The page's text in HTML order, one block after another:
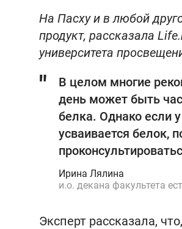
На Пасху и в любой
продукт, рассказала
университета
В целом многие
день может быть
белка. Однако если
усваивается белок,
Ирина Лялина
и.о. декана факультета
Эксперт рассказала,